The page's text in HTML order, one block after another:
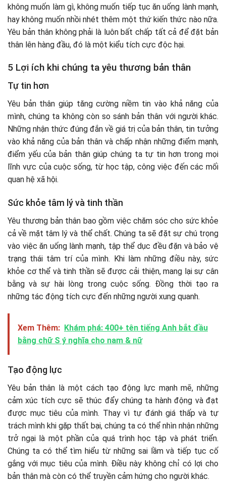
không muốn làm gì, không muốn tiếp tục ăn uống lành mạnh,
hay không muốn nhồi nhét thêm một thứ kiến thức nào nữa.
Yêu bản thân không phải là luôn bất chấp tất cả để đặt bản
thân lên hàng đầu, đó là một kiểu tích cực độc hại.
5 Lợi ích khi chúng ta yêu thương bản thân
Tự tin hơn
Yêu bản thân giúp tăng cường niềm tin vào khả năng của
mình, chúng ta không còn so sánh bản thân với người khác.
Những nhận thức đúng đắn về giá trị của bản thân, tin tưởng
vào khả năng của bản thân và chấp nhận những điểm mạnh,
điểm yếu của bản thân giúp chúng ta tự tin hơn trong mọi
lĩnh vực của cuộc sống, từ học tập, công việc đến các mối
quan hệ xã hội.
Sức khỏe tâm lý và tinh thần
Yêu thương bản thân bao gồm việc chăm sóc cho sức khỏe
cả về mặt tâm lý và thể chất. Chúng ta sẽ đặt sự chú trọng
vào việc ăn uống lành mạnh, tập thể dục đều đặn và bảo vệ
trạng thái tâm trí của mình. Khi làm những điều này, sức
khỏe cơ thể và tinh thần sẽ được cải thiện, mang lại sự cân
bằng và sự hài lòng trong cuộc sống. Đồng thời tạo ra
những tác động tích cực đến những người xung quanh.
Xem Thêm: Khám phá: 400+ tên tiếng Anh bắt đầu
bằng chữ S ý nghĩa cho nam & nữ
Tạo động lực
Yêu bản thân là một cách tạo động lực mạnh mẽ, những
cảm xúc tích cực sẽ thúc đẩy chúng ta hành động và đạt
được mục tiêu của mình. Thay vì tự đánh giá thấp và tự
trách mình khi gặp thất bại, chúng ta có thể nhìn nhận những
trở ngại là một phần của quá trình học tập và phát triển.
Chúng ta có thể tìm hiểu từ những sai lầm và tiếp tục cố
gắng với mục tiêu của mình. Điều này không chỉ có lợi cho
bản thân mà còn có thể truyền cảm hứng cho người khác.